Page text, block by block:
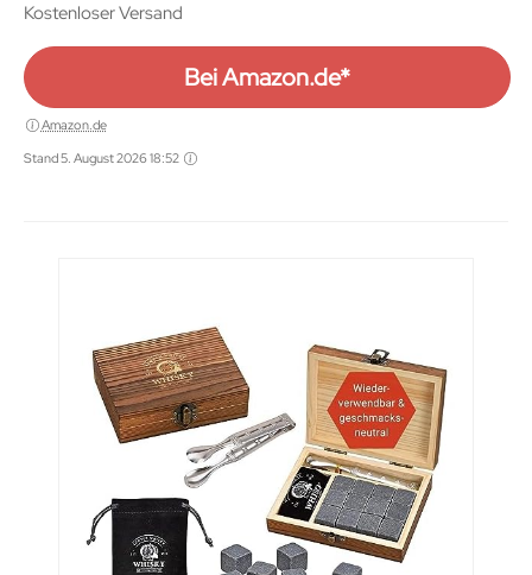
Kostenloser Versand
Bei Amazon.de*
Amazon.de
Stand 5. August 2026 18:52